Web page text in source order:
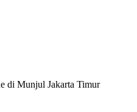
di Munjul Jakarta Timur